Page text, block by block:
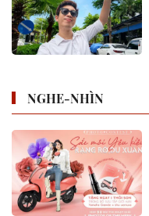
NGHE-NHÌN